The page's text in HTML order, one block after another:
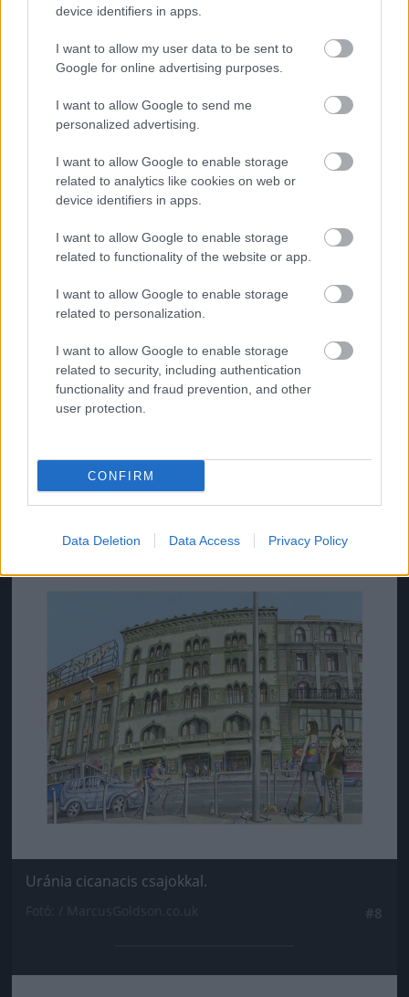
device identifiers in apps.
I want to allow my user data to be sent to
Google for online advertising purposes.
I want to allow Google to send me
personalized advertising.
I want to allow Google to enable storage
related to analytics like cookies on web or
device identifiers in apps.
I want to allow Google to enable storage
related to functionality of the website or app.
I want to allow Google to enable storage
related to personalization.
I want to allow Google to enable storage
related to security, including authentication
functionality and fraud prevention, and other
user protection.
CONFIRM
Data Deletion Data Access Privacy Policy
Nagy Diófa utca vidám zsidó fickóval.
Fotó: / MarcusGoldson.co.uk
Jön még kép!
Uránia cicanacis csajokkal.